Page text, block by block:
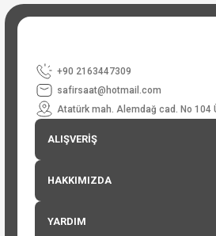
+90 2163447309
safirsaat@hotmail.com
Atatürk mah. Alemdağ cad. No 104
ALIŞVERİŞ
HAKKIMIZDA
YARDIM